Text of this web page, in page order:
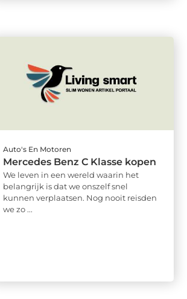
Auto's En Motoren
Mercedes Benz C Klasse kopen
We leven in een wereld waarin het
belangrijk is dat we onszelf snel
kunnen verplaatsen. Nog nooit reisden
we zo ...